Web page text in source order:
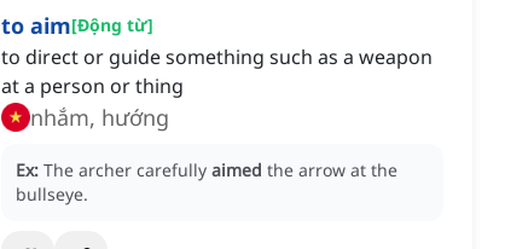
to aim[Động từ]
to direct or guide something such as a weapon
at a person or thing
nhắm, hướng
Ex: The archer carefully aimed the arrow at the
bullseye.